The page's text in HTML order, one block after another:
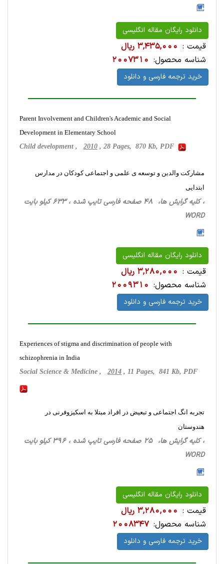
دانلود رایگان مقاله انگلیسی
قیمت : 3,435,000 ریال
شناسه محصول: 2007310
خرید ترجمه فارسی و دانلود
Parent Involvement and Children's Academic and Social
Development in Elementary School
Child development , 2010 , 28 Pages, 870 Kb, PDF
مشارکت والدین و توسعه ی علمی و اجتماعی کودکان در مدارس
ابتدایی
، کلیه گرایش ها، 48 صفحه فارسی تایپ شده ، 633 کیلو بایت
WORD
دانلود رایگان مقاله انگلیسی
قیمت : 3,280,000 ریال
شناسه محصول: 2009310
خرید ترجمه فارسی و دانلود
Experiences of stigma and discrimination of people with
schizophrenia in India
Social Science & Medicine , 2014 , 11 Pages, 841 Kb, PDF
تجربه انگ اجتماعی و تبعیض در افراد مبتلا به اسکیزوفرنی در
هندوستان
، کلیه گرایش ها، 25 صفحه فارسی تایپ شده ، 396 کیلو بایت
WORD
دانلود رایگان مقاله انگلیسی
قیمت : 3,280,000 ریال
شناسه محصول: 2008347
خرید ترجمه فارسی و دانلود